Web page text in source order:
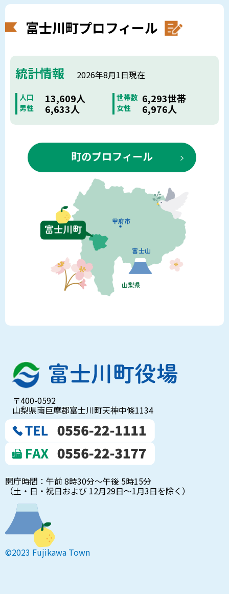
富士川町プロフィール
統計情報 2026年8月1日現在
人口 13,609人 世帯数 6,293世帯
男性 6,633人 女性 6,976人
町のプロフィール
〒400-0592
山梨県南巨摩郡富士川町天神中條1134
開庁時間：午前 8時30分～午後 5時15分
（土・日・祝日および 12月29日～1月3日を除く）
©2023 Fujikawa Town